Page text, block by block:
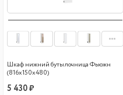
Шкаф нижний бутылочница Фьюжн
(816х150х480)
5 430 ₽